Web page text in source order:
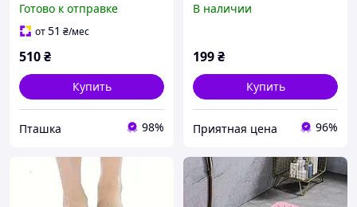
силиконовый
антискользящий с
36.5х69 см
Готово к отправке
от51 ₴/мес
510₴
Купить
Пташка 98%
В наличии
199₴
Купить
Приятная цена 96%